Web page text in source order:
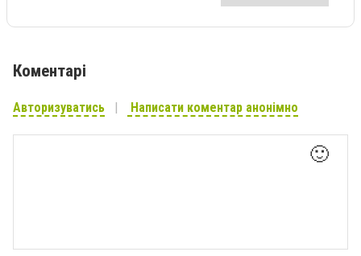
Коментарі
Авторизуватись Написати коментар анонімно
🙂